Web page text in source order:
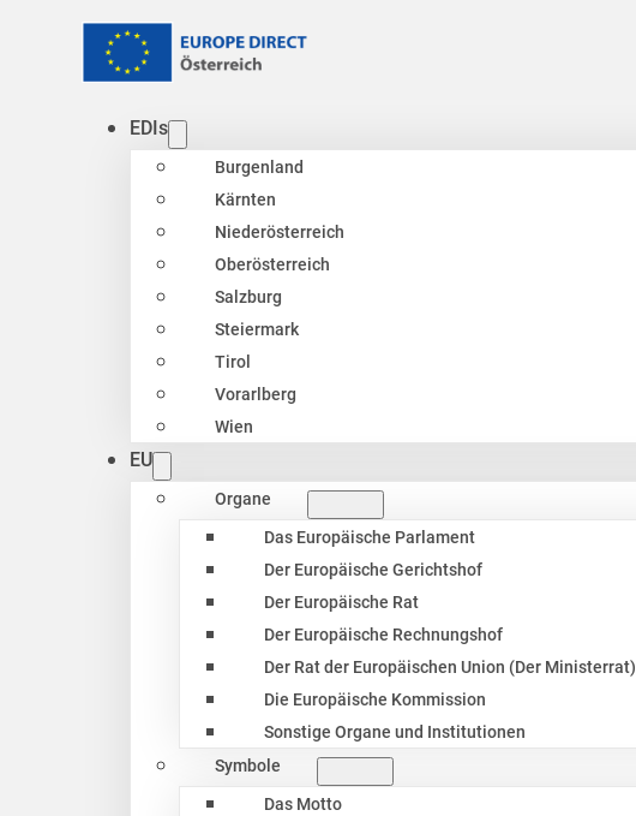
EDIs
Burgenland
Kärnten
Niederösterreich
Oberösterreich
Salzburg
Steiermark
Tirol
Vorarlberg
Wien
EU
Organe
Das Europäische Parlament
Der Europäische Gerichtshof
Der Europäische Rat
Der Europäische Rechnungshof
Der Rat der Europäischen Union (Der Ministerrat)
Die Europäische Kommission
Sonstige Organe und Institutionen
Symbole
Das Motto